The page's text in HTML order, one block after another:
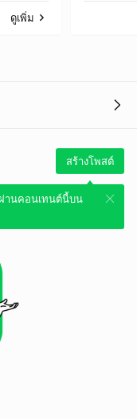
ดูเพิ่ม
สร้างโพสต์
านคอนเทนต์นี้บน